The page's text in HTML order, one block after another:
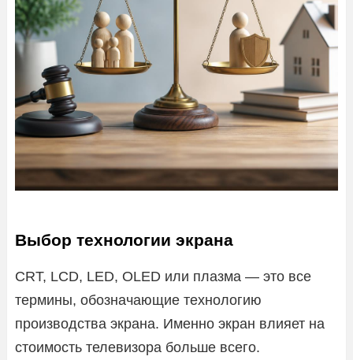
Выбор технологии экрана
CRT, LCD, LED, OLED или плазма — это все
термины, обозначающие технологию
производства экрана. Именно экран влияет на
стоимость телевизора больше всего.